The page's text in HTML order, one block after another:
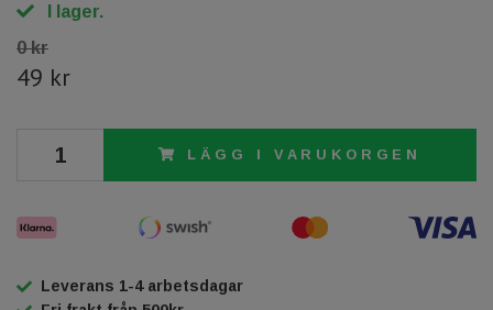
I lager.
0 kr
49 kr
LÄGG I VARUKORGEN
Leverans 1-4 arbetsdagar